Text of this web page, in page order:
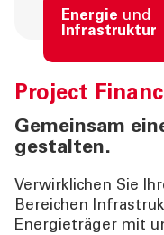
Energie und
Infrastruktur
Project
Gemeinsam
gestalten.
Verwirklichen Sie
Bereichen
Energieträger mit